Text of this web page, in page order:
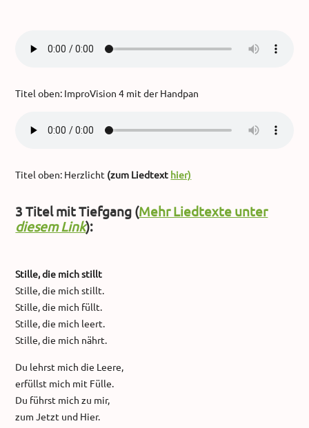
Titel oben: ImproVision 4 mit der Handpan
Titel oben: Herzlicht (zum Liedtext hier)
3 Titel mit Tiefgang (Mehr Liedtexte unter
diesem Link):
Stille, die mich stillt
Stille, die mich stillt.
Stille, die mich füllt.
Stille, die mich leert.
Stille, die mich nährt.
Du lehrst mich die Leere,
erfüllst mich mit Fülle.
Du führst mich zu mir,
zum Jetzt und Hier.